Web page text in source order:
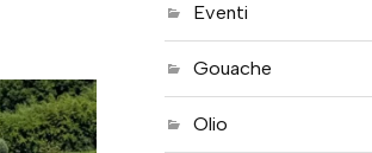
Eventi
Gouache
Olio